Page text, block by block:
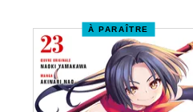
À PARAÎTRE